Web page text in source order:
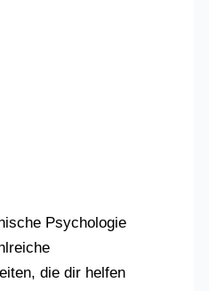
Psychologie
die dir helfen